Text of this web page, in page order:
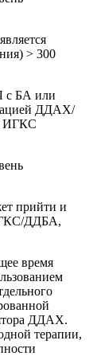
> 300
с БА или
ДДАХ/
ИГКС
прийти и
ДДБА,
время
ДДАХ.
терапии,